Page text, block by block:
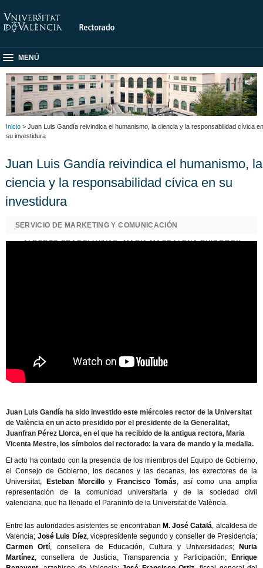
MENÚ
Inicio > Juan Luis Gandía reivindica el humanismo, la ciencia y la responsabilidad cívica en
su investidura
Juan Luis Gandía reivindica el humanismo, la
ciencia y la responsabilidad cívica en su
investidura
SERVICIO DE MARKETING Y COMUNICACIÓN
ALBERTO GRADOLI VIVAS, MARIA MAGDALENA RUIZ BROX,
Juan Luis Gandía ha sido investido este miércoles rector de la Universitat
de València en un acto presidido por el presidente de la Generalitat,
Juanfran Pérez Llorca, en el que ha recibido de la antigua rectora, Maria
Vicenta Mestre, los símbolos del rectorado: la vara de mando y la medalla.
El acto ha contado con la presencia de los miembros del Equipo de Gobierno,
el Consejo de Gobierno, los decanos y las decanas, los exrectores de la
Universitat,
Esteban Morcilloy Francisco Tomás, así como una amplia
representación de la comunidad universitaria y de la sociedad civil
valenciana, que ha llenado el Paraninfo de la Universitat de València.
Entre las autoridades asistentes se encontraban M. José Catalá, alcaldesa de
Valencia; José Luis Díez, vicepresidente segundo y conseller de Presidencia;
Carmen Ortí, consellera de Educación, Cultura y Universidades;
Nuria
Martínez, consellera de Justicia, Transparencia y Participación;
Enrique